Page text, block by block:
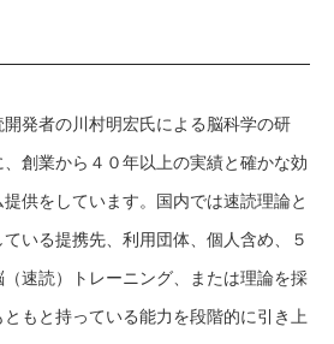
発者の川村明宏氏による脳科学の研
創業から４０年以上の実績と確かな効
供をしています。国内では速読理論と
いる提携先、利用団体、個人含め、５
速読）トレーニング、または理論を採
もと持っている能力を段階的に引き上